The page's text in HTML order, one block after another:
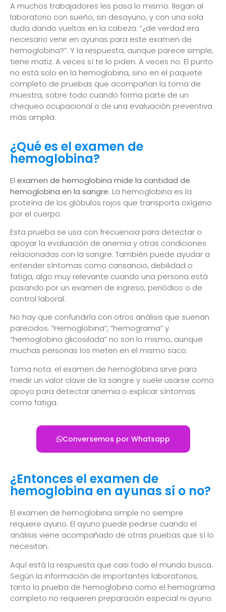
A muchos trabajadores les pasa lo mismo: llegan al
laboratorio con sueño, sin desayuno, y con una sola
duda dando vueltas en la cabeza: “¿de verdad era
necesario venir en ayunas para este examen de
hemoglobina?”. Y la respuesta, aunque parece simple,
tiene matiz. A veces sí te lo piden. A veces no. El punto
no está solo en la hemoglobina, sino en el paquete
completo de pruebas que acompañan la toma de
muestra, sobre todo cuando forma parte de un
chequeo ocupacional o de una evaluación preventiva
más amplia.
¿Qué es el examen de
hemoglobina?
El examen de hemoglobina mide la cantidad de
hemoglobina en la sangre. La hemoglobina es la
proteína de los glóbulos rojos que transporta oxígeno
por el cuerpo.
Esta prueba se usa con frecuencia para detectar o
apoyar la evaluación de anemia y otras condiciones
relacionadas con la sangre. También puede ayudar a
entender síntomas como cansancio, debilidad o
fatiga, algo muy relevante cuando una persona está
pasando por un examen de ingreso, periódico o de
control laboral.
No hay que confundirla con otros análisis que suenan
parecidos. “Hemoglobina”, “hemograma” y
“hemoglobina glicosilada” no son lo mismo, aunque
muchas personas los meten en el mismo saco.
Toma nota: el examen de hemoglobina sirve para
medir un valor clave de la sangre y suele usarse como
apoyo para detectar anemia o explicar síntomas
como fatiga.
Conversemos por Whatsapp
¿Entonces el examen de
hemoglobina en ayunas sí o no?
El examen de hemoglobina simple no siempre
requiere ayuno. El ayuno puede pedirse cuando el
análisis viene acompañado de otras pruebas que sí lo
necesitan.
Aquí está la respuesta que casi todo el mundo busca.
Según la información de importantes laboratorios,
tanto la prueba de hemoglobina como el hemograma
completo no requieren preparación especial ni ayuno.